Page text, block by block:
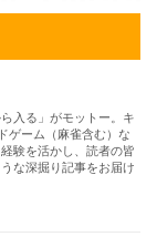
入る」がモットー。キ
ゲーム（麻雀含む）な
験を活かし、読者の皆
な深掘り記事をお届け